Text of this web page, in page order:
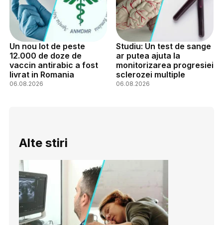
Un nou lot de peste
12.000 de doze de
vaccin antirabic a fost
livrat in Romania
06.08.2026
Studiu: Un test de sange
ar putea ajuta la
monitorizarea progresiei
sclerozei multiple
06.08.2026
Alte stiri